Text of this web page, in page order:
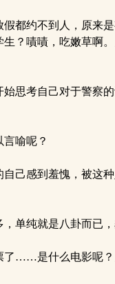
都约不到人，原来
生？嘖嘖，吃嫩草啊
思考自己对于警察
喻呢？
己感到羞愧，被这
单纯就是八卦而已，
……是什么电影呢？